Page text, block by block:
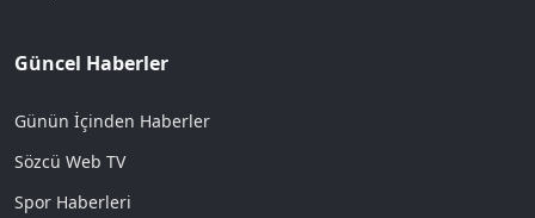
Güncel Haberler
Günün İçinden Haberler
Sözcü Web TV
Spor Haberleri